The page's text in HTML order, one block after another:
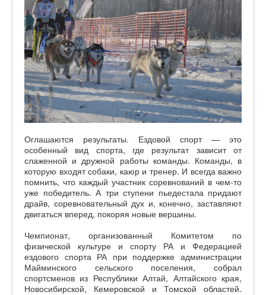
Оглашаются результаты. Ездовой спорт — это
особенный вид спорта, где результат зависит от
слаженной и дружной работы команды. Команды, в
которую входят собаки, каюр и тренер. И всегда важно
помнить, что каждый участник соревнований в чем-то
уже победитель. А три ступени пьедестала придают
драйв, соревновательный дух и, конечно, заставляют
двигаться вперед, покоряя новые вершины.
Чемпионат, организованный Комитетом по
физической культуре и спорту РА и Федерацией
ездового спорта РА при поддержке администрации
Майминского сельского поселения, собрал
спортсменов из Республики Алтай, Алтайского края,
Новосибирской, Кемеровской и Томской областей.